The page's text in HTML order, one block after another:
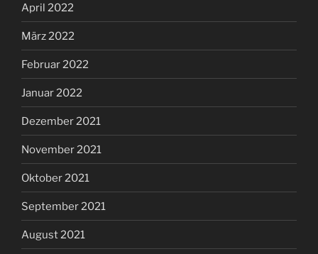
April 2022
März 2022
Februar 2022
Januar 2022
Dezember 2021
November 2021
Oktober 2021
September 2021
August 2021